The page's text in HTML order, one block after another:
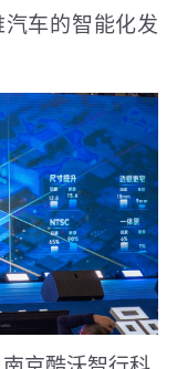
车的智能化发